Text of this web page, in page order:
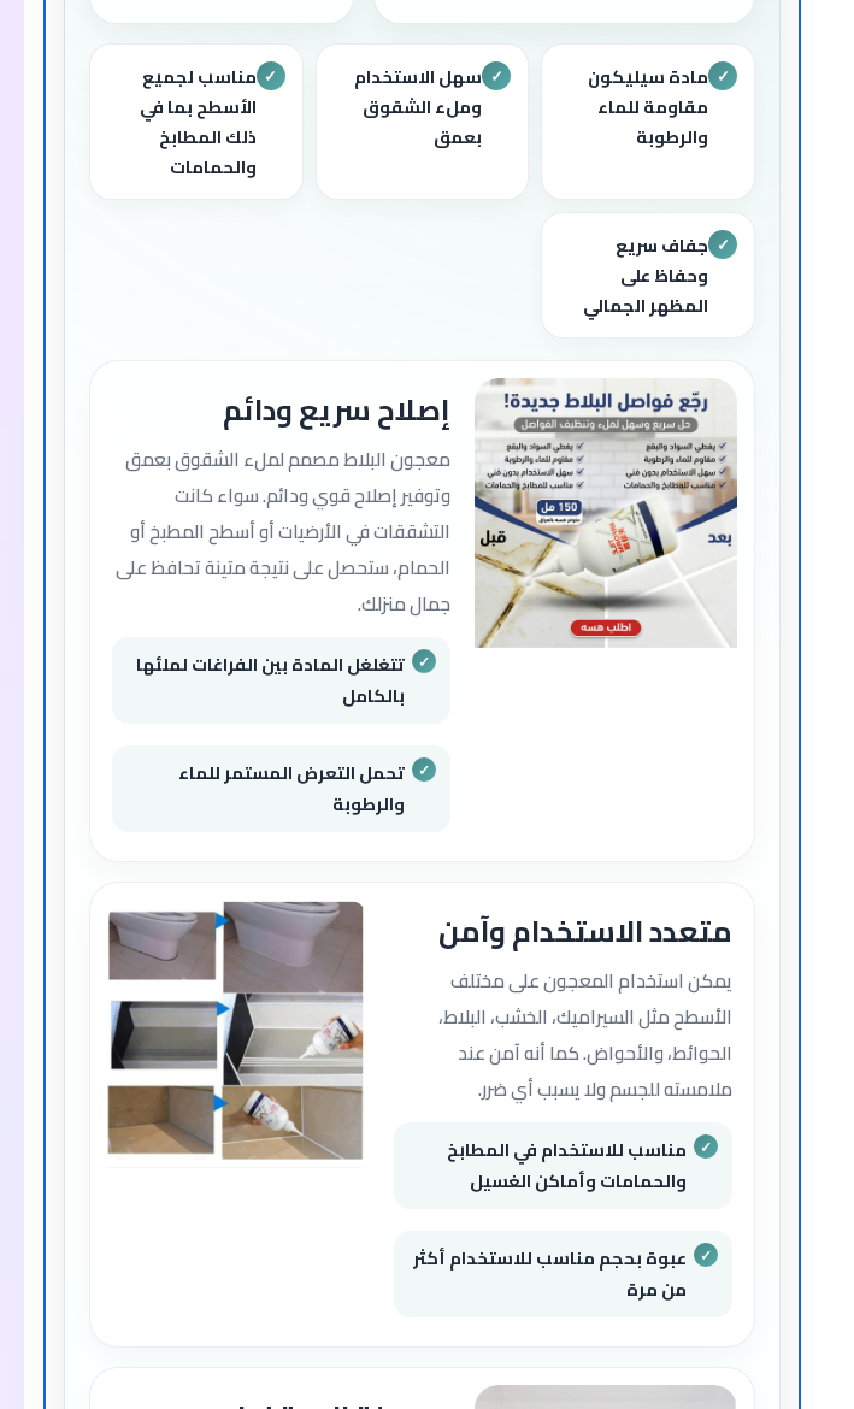
✓ مادة سيليكون
مقاومة للماء
والرطوبة
✓ سهل الاستخدام
وملء الشقوق
بعمق
✓ مناسب لجميع
الأسطح بما في
ذلك المطابخ
والحمامات
✓ جفاف سريع
وحفاظ على
المظهر الجمالي
إصلاح سريع ودائم
معجون البلاط مصمم لملء الشقوق بعمق
وتوفير إصلاح قوي ودائم. سواء كانت
التشققات في الأرضيات أو أسطح المطبخ أو
الحمام، ستحصل على نتيجة متينة تحافظ على
جمال منزلك.
تتغلغل المادة بين الفراغات لملئها
بالكامل
تحمل التعرض المستمر للماء
والرطوبة
متعدد الاستخدام وآمن
يمكن استخدام المعجون على مختلف
الأسطح مثل السيراميك، الخشب، البلاط،
الحوائط، والأحواض. كما أنه آمن عند
ملامسته للجسم ولا يسبب أي ضرر.
مناسب للاستخدام في المطابخ
والحمامات وأماكن الغسيل
عبوة بحجم مناسب للاستخدام أكثر
من مرة